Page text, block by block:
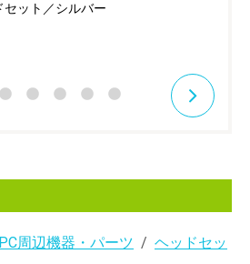
セット／シルバー
PC周辺機器・パーツ
ヘッドセッ